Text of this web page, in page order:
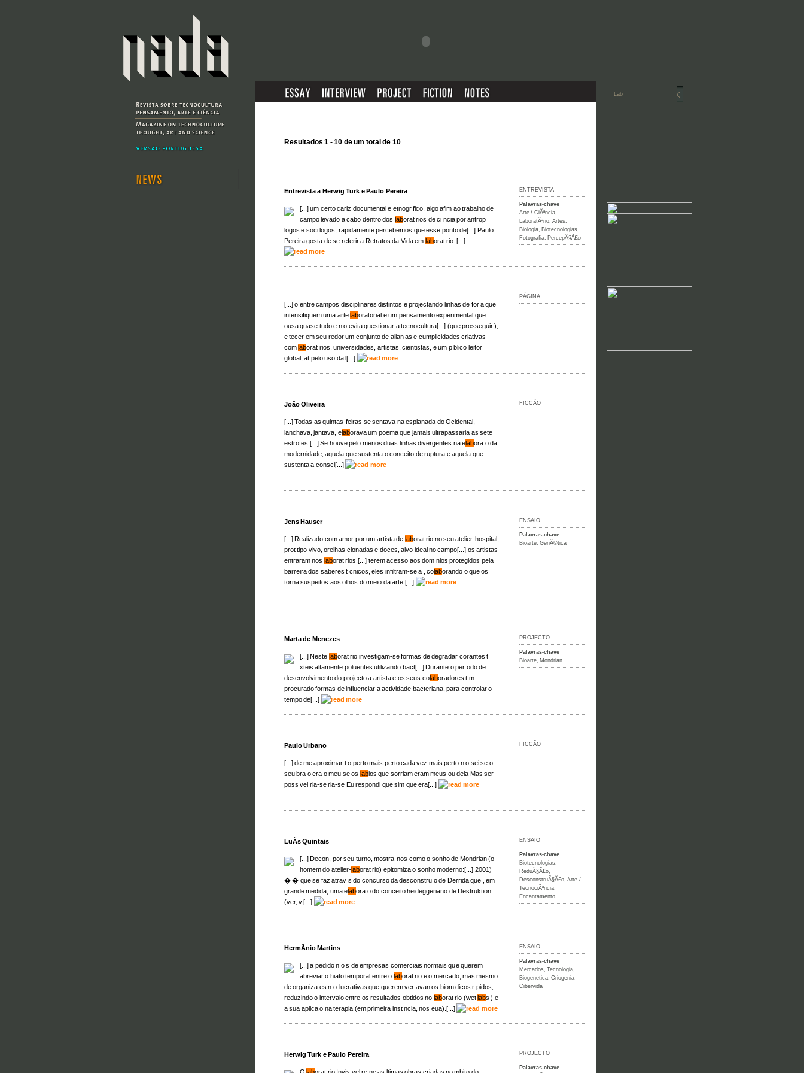
Resultados 1 - 10 de um total de 10
Entrevista a Herwig Turk e Paulo Pereira
[...] um certo cariz documental e etnogr fico, algo afim ao trabalho de
campo levado a cabo dentro dos laborat rios de ci ncia por antrop
logos e soci logos, rapidamente percebemos que esse ponto de[...] Paulo
Pereira gosta de se referir a Retratos da Vida em laborat rio .[...]
ENTREVISTA
Palavras-chave
Arte / CiÃªncia,
LaboratÃ³rio ,Artes
Biologia Biotecnologias
Fotografia PercepÃ§Ã£o
[...] o entre campos disciplinares distintos e projectando linhas de for a que
intensifiquem uma artelaboratorial e um pensamento experimental que
ousa quase tudo e n o evita questionar a tecnocultura[...] (que prosseguir ),
e tecer em seu redor um conjunto de alian as e cumplicidades criativas
comlaborat rios, universidades, artistas, cientistas, e um p blico leitor
global, at pelo uso da l[...]
PÁGINA
João Oliveira
[...] Todas as quintas-feiras se sentava na esplanada do Ocidental,
lanchava, jantava, elaborava um poema que jamais ultrapassaria as sete
estrofes.[...] Se houve pelo menos duas linhas divergentes na elabora o da
modernidade, aquela que sustenta o conceito de ruptura e aquela que
sustenta a consci[...]
FICCÃO
Jens Hauser
[...] Realizado com amor por um artista de laborat rio no seu atelier-hospital,
prot tipo vivo, orelhas clonadas e doces, alvo ideal no campo[...] os artistas
entraram nos laborat rios.[...] terem acesso aos dom nios protegidos pela
barreira dos saberes t cnicos, eles infiltram-se a , colaborando o que os
torna suspeitos aos olhos do meio da arte.[...]
ENSAIO
Palavras-chave
Bioarte ,GenÃ©tica
Marta de Menezes
[...] Neste laborat rio investigam-se formas de degradar corantes t
xteis altamente poluentes utilizando bact[...] Durante o per odo de
desenvolvimento do projecto a artista e os seus colaboradores t m
procurado formas de influenciar a actividade bacteriana, para controlar o
tempo de[...]
PROJECTO
Palavras-chave
Bioarte Mondrian
Paulo Urbano
[...] de me aproximar t o perto mais perto cada vez mais perto n o sei se o
seu bra o era o meu se os labios que sorriam eram meus ou dela Mas ser
poss vel ria-se ria-se Eu respondi que sim que era[...]
FICCÃO
LuÃ­s Quintais
[...] Decon, por seu turno, mostra-nos como o sonho de Mondrian (o
homem do atelier-laborat rio) epitomiza o sonho moderno:[...] 2001)
� � que se faz atrav s do concurso da desconstru o de Derrida que , em
grande medida, uma elabora o do conceito heideggeriano de Destruktion
(ver, v.[...]
ENSAIO
Palavras-chave
Biotecnologias
ReduÃ§Ã£o
DesconstruÃ§Ã£o ,Arte /
TecnociÃªncia
Encantamento
HermÃ­nio Martins
[...] a pedido n o s de empresas comerciais normais que querem
abreviar o hiato temporal entre o laborat rio e o mercado, mas mesmo
de organiza es n o-lucrativas que querem ver avan os biom dicos r pidos,
reduzindo o intervalo entre os resultados obtidos no laborat rio (wetlabs ) e
a sua aplica o na terapia (em primeira inst ncia, nos eua).[...]
ENSAIO
Palavras-chave
Mercados ,Tecnologia
Biogenetica ,Criogenia
Cibervida
Herwig Turk e Paulo Pereira PROJECTO
Palavras-chave